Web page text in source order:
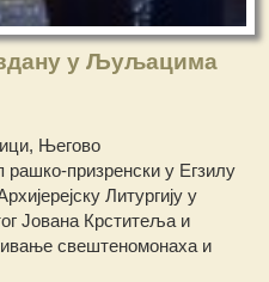
у Љуљацима
Његово
призренски у Егзилу
Литургију у
Јована Крститеља и
свештеномонаха и